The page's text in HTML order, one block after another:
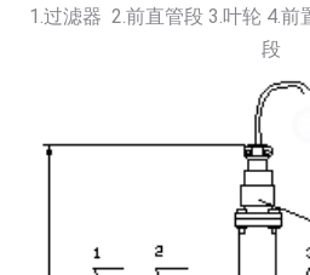
1.过滤器 2.前直管段 3.叶轮 4.前
段